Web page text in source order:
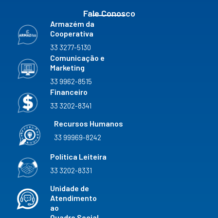
Fale Conosco
Armazém da
Cooperativa
33 3277-5130
Comunicação e
Marketing
33 9962-8515
Financeiro
33 3202-8341
Recursos Humanos
33 99969-8242
Política Leiteira
33 3202-8331
Unidade de
Atendimento
ao